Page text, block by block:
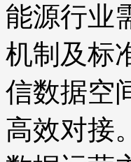
能源行业
机制及标
信数据空
高效对接